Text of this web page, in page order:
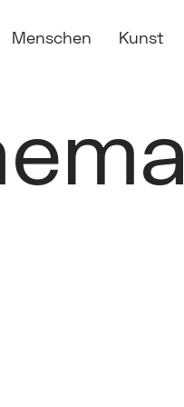
Menschen Kunst